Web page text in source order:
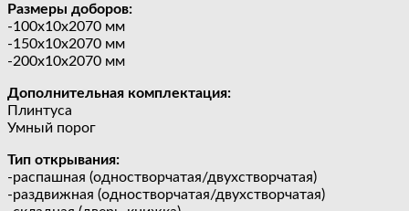
Размеры доборов:
-100х10х2070 мм
-150х10х2070 мм
-200х10х2070 мм
Дополнительная комплектация:
Плинтуса
Умный порог
Тип открывания:
-распашная (одностворчатая/двухстворчатая)
-раздвижная (одностворчатая/двухстворчатая)